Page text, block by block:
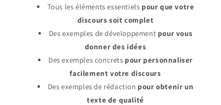
Tous les éléments essentiels pour que votre
discours soit complet
Des exemples de développement pour vous
donner des idées
Des exemples concrets pour personnaliser
facilement votre discours
Des exemples de rédaction pour obtenir un
texte de qualité